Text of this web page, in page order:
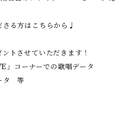
さる方はこちらから♩
トさせていただきます！
」コーナーでの歌唱データ
タ 等